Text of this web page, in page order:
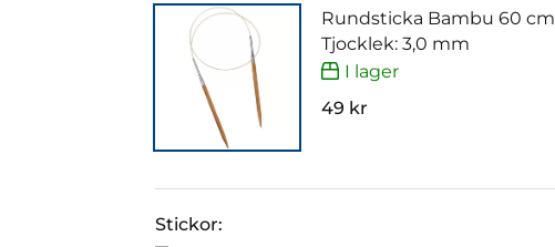
Rundsticka Bambu 60 cm
Tjocklek: 3,0 mm
I lager
49 kr
Stickor: